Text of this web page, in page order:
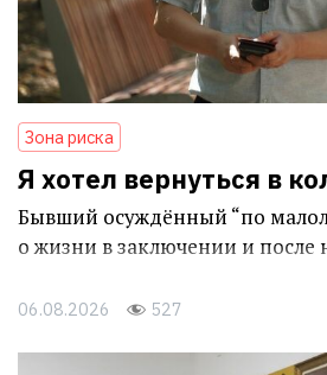
Зона риска
Я хотел вернуться в
Бывший осуждённый “по
о жизни в заключении и после
06.08.2026 527